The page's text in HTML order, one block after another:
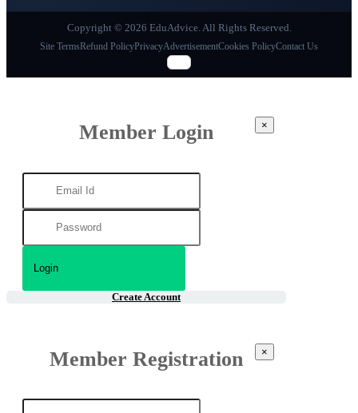
Copyright © 2026 EduAdvice. All Rights Reserved.
Site TermsRefund PolicyPrivacyAdvertisementCookies PolicyContact Us
Member Login ×
Create Account
Member Registration ×